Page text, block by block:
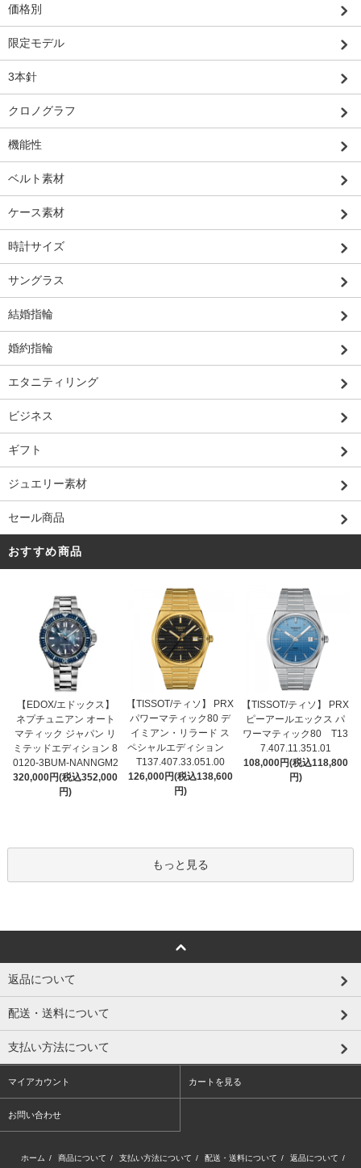
価格別
限定モデル
3本針
クロノグラフ
機能性
ベルト素材
ケース素材
時計サイズ
サングラス
結婚指輪
婚約指輪
エタニティリング
ビジネス
ギフト
ジュエリー素材
セール商品
おすすめ商品
【EDOX/エドックス】
ネプチュニアン オート
マティック ジャパン リ
ミテッドエディション 8
0120-3BUM-NANNGM2
320,000円(税込352,000
円)
【TISSOT/ティソ】 PRX
パワーマティック80 デ
イミアン・リラード ス
ペシャルエディション
T137.407.33.051.00
126,000円(税込138,600
円)
【TISSOT/ティソ】 PRX
ピーアールエックス パ
ワーマティック80 T13
7.407.11.351.01
108,000円(税込118,800
円)
もっと見る
返品について
配送・送料について
支払い方法について
マイアカウント カートを見る
お問い合わせ
ホーム / 商品について / 支払い方法について / 配送・送料について / 返品について /